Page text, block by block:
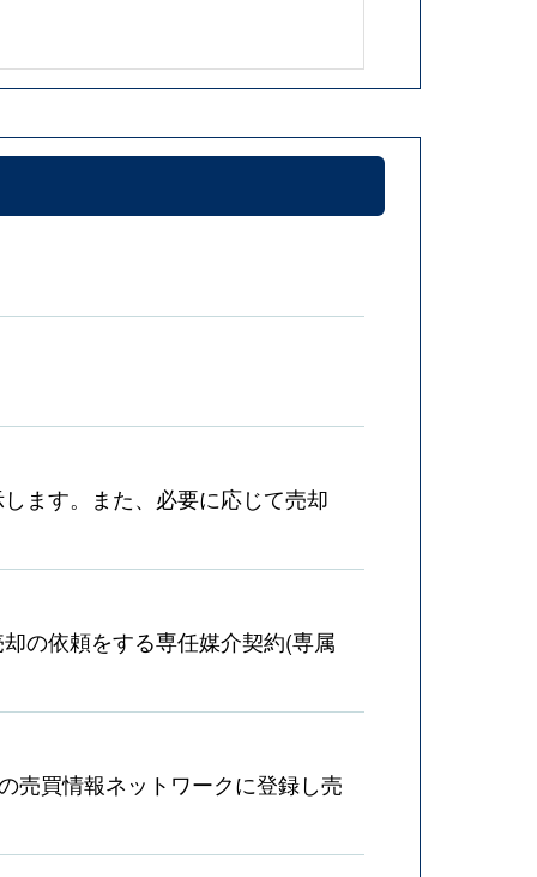
ます。また、必要に応じて売却
の依頼をする専任媒介契約(専属
売買情報ネットワークに登録し売